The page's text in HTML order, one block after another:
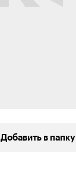
Добавить в папку